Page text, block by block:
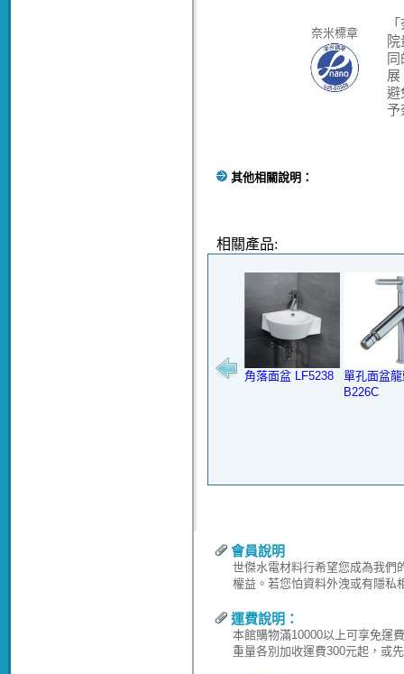
奈米標章
展
避
予
其他相關說明：
相關產品:
角落面盆 LF5238
單孔面盆
B226C
會員說明
世傑水電材料行希望您成為我們
權益。若您怕資料外洩或有隱私
運費說明：
本館購物滿10000以上可享免運
重量各別加收運費300元起，或